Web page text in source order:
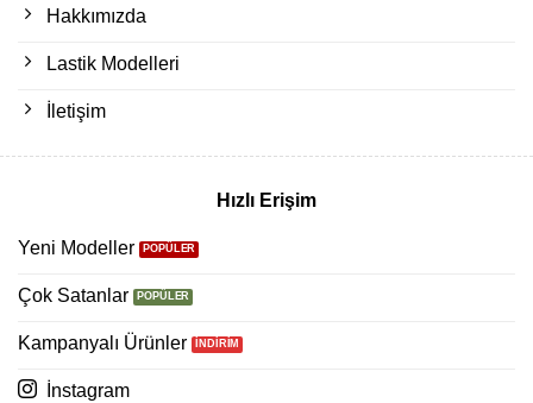
Hakkımızda
Lastik Modelleri
İletişim
Hızlı Erişim
Yeni Modeller
Çok Satanlar
Kampanyalı Ürünler
İnstagram